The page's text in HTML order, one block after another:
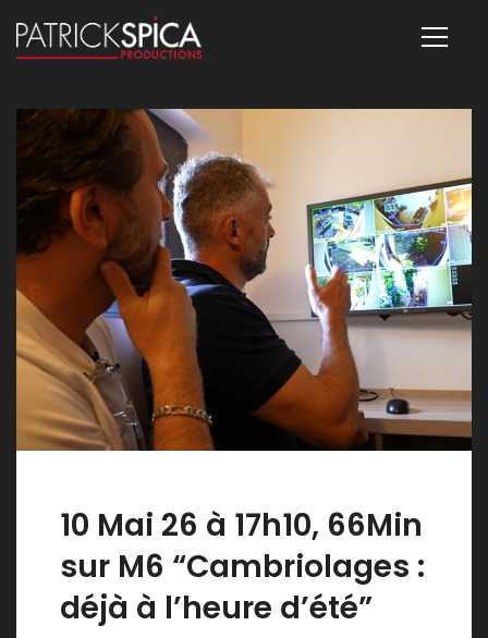
10 Mai 26 à 17h10, 66Min
sur M6 “Cambriolages :
déjà à l’heure d’été”